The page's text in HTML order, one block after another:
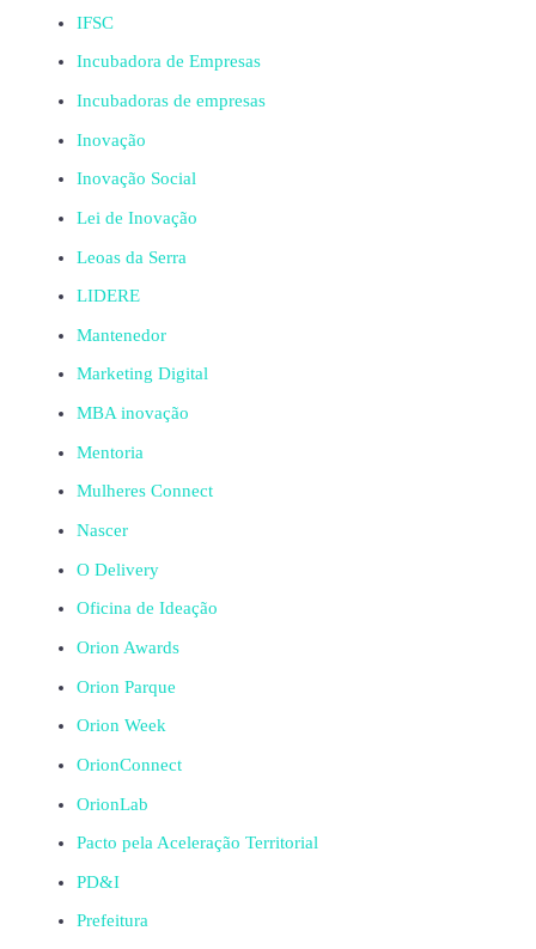
IFSC
Incubadora de Empresas
Incubadoras de empresas
Inovação
Inovação Social
Lei de Inovação
Leoas da Serra
LIDERE
Mantenedor
Marketing Digital
MBA inovação
Mentoria
Mulheres Connect
Nascer
O Delivery
Oficina de Ideação
Orion Awards
Orion Parque
Orion Week
OrionConnect
OrionLab
Pacto pela Aceleração Territorial
PD&I
Prefeitura